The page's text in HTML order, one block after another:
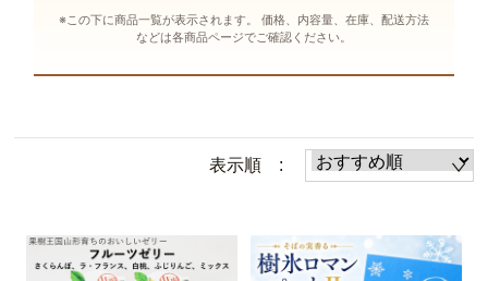
※この下に商品一覧が表示されます。 価格、内容量、在庫、配送方法
などは各商品ページでご確認ください。
表示順 :